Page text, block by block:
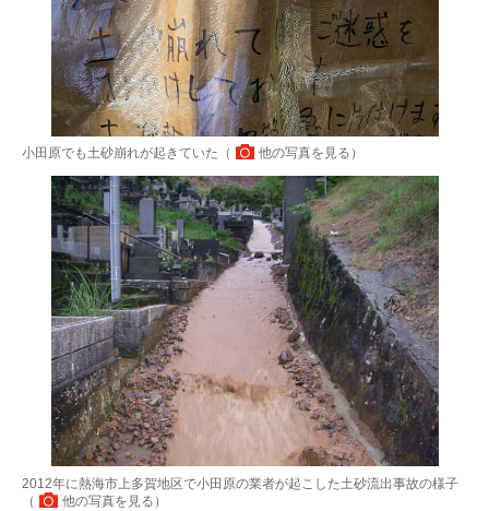
小田原でも土砂崩れが起きていた（ 他の写真を見る ）
2012年に熱海市上多賀地区で小田原の業者が起こした土砂流出事故の様子
（
他の写真を見る ）